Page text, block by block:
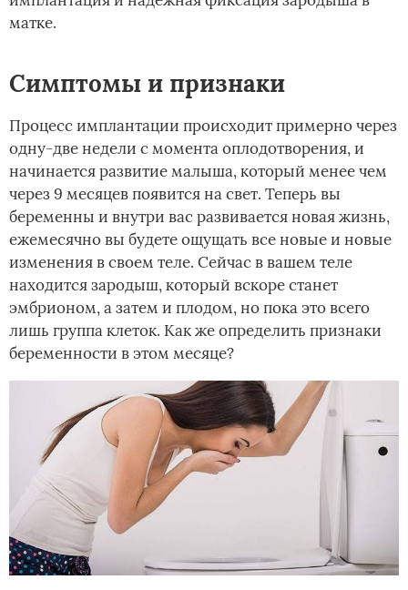
матке.
Симптомы и признаки­
Процесс имплантации происходит примерно через
одну-две недели с момента оплодотворения, и
начинается развитие малыша, который менее чем
через 9 месяцев появится на свет. Теперь вы
беременны и внутри вас развивается новая жизнь,
ежемесячно вы будете ощущать все новые и новые
изменения в своем теле. Сейчас в вашем теле
находится зародыш, который вскоре станет
эмбрионом, а затем и плодом, но пока это всего
лишь группа клеток. Как же определить признаки
беременности в этом месяце?